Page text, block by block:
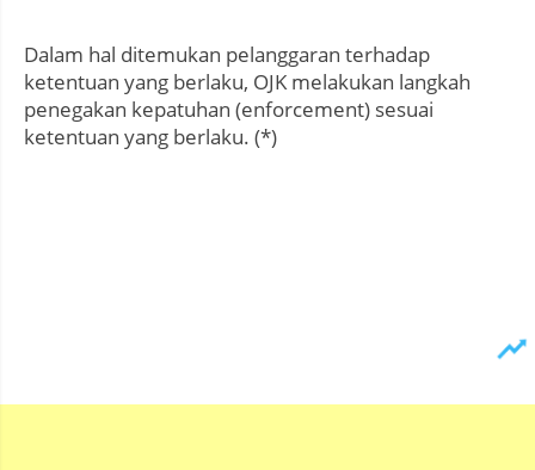
Dalam hal ditemukan pelanggaran terhadap
ketentuan yang berlaku, OJK melakukan langkah
penegakan kepatuhan (enforcement) sesuai
ketentuan yang berlaku. (*)